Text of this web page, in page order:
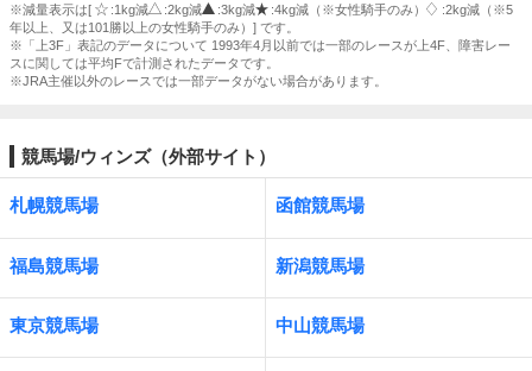
※減量表示は[
:1kg減 :2kg減 :3kg減 :4kg減（※女性騎手のみ）
:2kg減（※5
年以上、又は101勝以上の女性騎手のみ）] です。
※「上3F」表記のデータについて 1993年4月以前では一部のレースが上4F、障害レー
スに関しては平均Fで計測されたデータです。
※JRA主催以外のレースでは一部データがない場合があります。
競馬場/ウィンズ（外部サイト）
札幌競馬場 函館競馬場
福島競馬場 新潟競馬場
東京競馬場 中山競馬場